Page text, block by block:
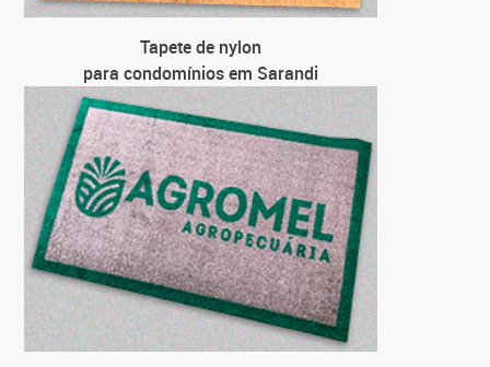
Tapete de nylon
para condomínios em Sarandi